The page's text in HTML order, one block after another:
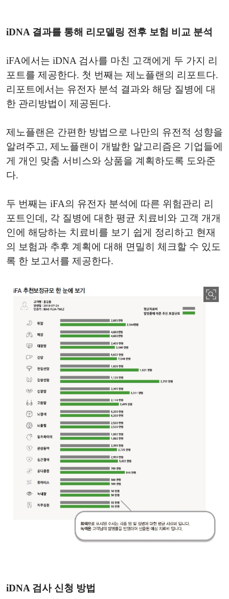
iDNA 결과를 통해 리모델링 전후 보험 비교 분석
iFA에서는 iDNA 검사를 마친 고객에게 두 가지 리
포트를 제공한다. 첫 번째는 제노플랜의 리포트다.
리포트에서는 유전자 분석 결과와 해당 질병에 대
한 관리방법이 제공된다.
제노플랜은 간편한 방법으로 나만의 유전적 성향을
알려주고, 제노플랜이 개발한 알고리즘은 기업들에
게 개인 맞춤 서비스와 상품을 계획하도록 도와준
다.
두 번째는 iFA의 유전자 분석에 따른 위험관리 리
포트인데, 각 질병에 대한 평균 치료비와 고객 개개
인에 해당하는 치료비를 보기 쉽게 정리하고 현재
의 보험과 추후 계획에 대해 면밀히 체크할 수 있도
록 한 보고서를 제공한다.
iDNA 검사 신청 방법